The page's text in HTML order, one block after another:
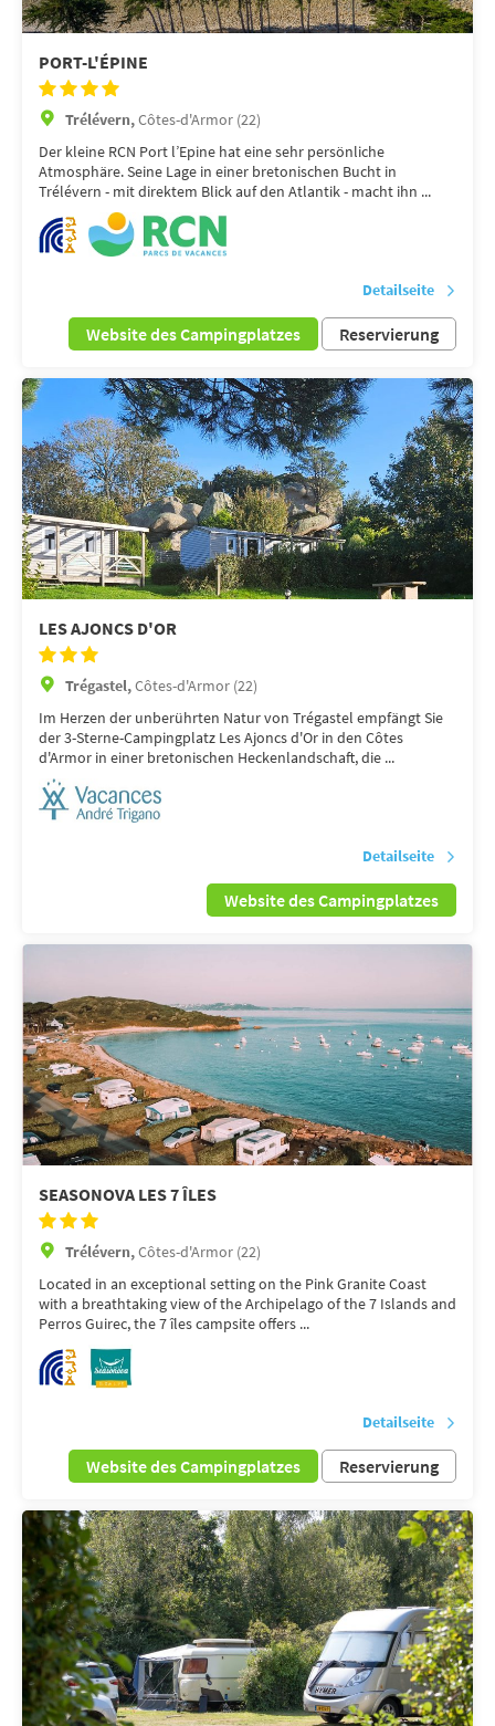
PORT-L'ÉPINE
Trélévern,Côtes-d'Armor (22)
Der kleine RCN Port l’Epine hat eine sehr persönliche
Atmosphäre. Seine Lage in einer bretonischen Bucht in
Trélévern - mit direktem Blick auf den Atlantik - macht ihn ...
Detailseite
Website des Campingplatzes Reservierung
LES AJONCS D'OR
Trégastel,Côtes-d'Armor (22)
Im Herzen der unberührten Natur von Trégastel empfängt Sie
der 3-Sterne-Campingplatz Les Ajoncs d'Or in den Côtes
d'Armor in einer bretonischen Heckenlandschaft, die ...
Detailseite
Website des Campingplatzes
SEASONOVA LES 7 ÎLES
Trélévern,Côtes-d'Armor (22)
Located in an exceptional setting on the Pink Granite Coast
with a breathtaking view of the Archipelago of the 7 Islands and
Perros Guirec, the 7 îles campsite offers ...
Detailseite
Website des Campingplatzes Reservierung